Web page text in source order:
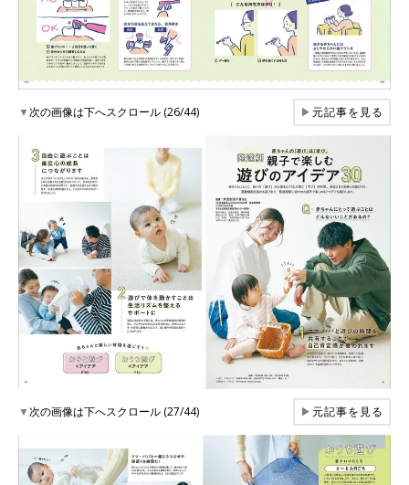
▼次の画像は下へスクロール (26/44) ▶元記事を見る
▼次の画像は下へスクロール (27/44) ▶元記事を見る